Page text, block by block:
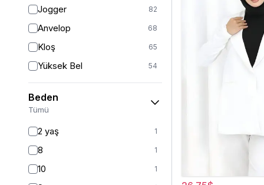
Jogger 82
Anvelop 68
Kloş 65
Yüksek Bel 54
Geniş Paça 40
Palazzo 27
Beden
Tümü
2 yaş 1
8 1
10 1